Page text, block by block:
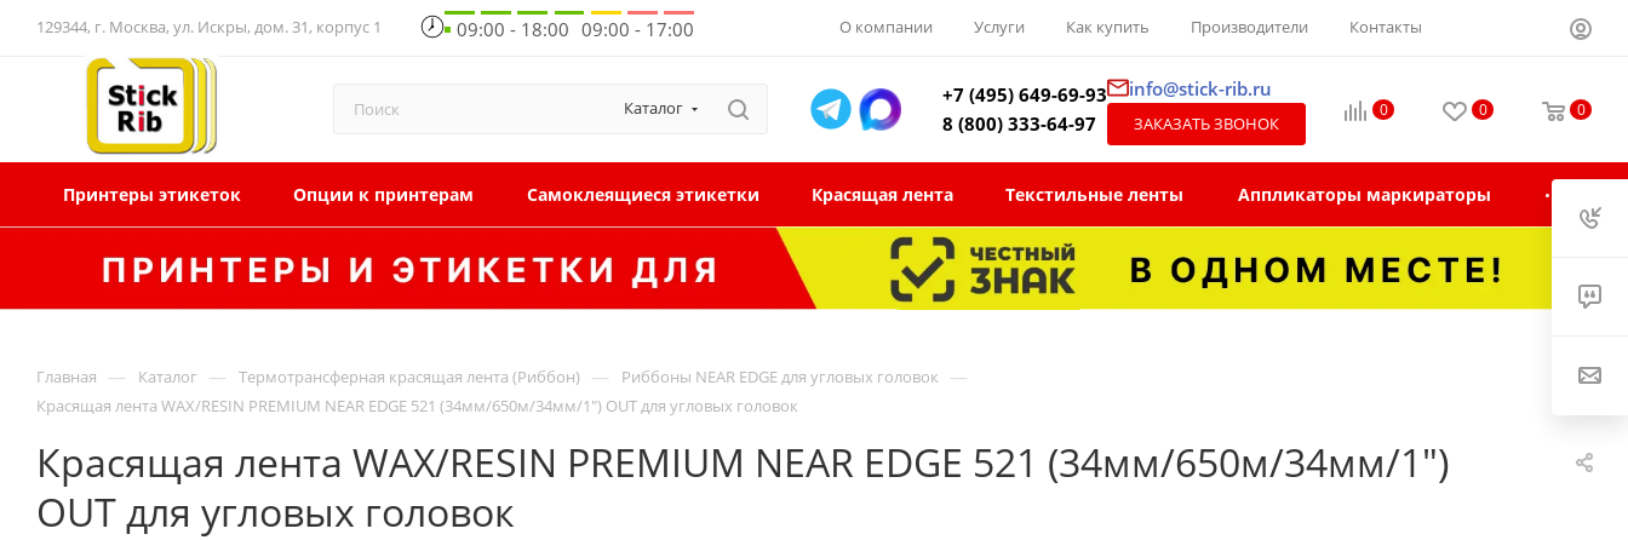
129344, г. Москва, ул. Искры, дом. 31, корпус 1 09:00 - 18:00 09:00 - 17:00 О компании Услуги Как купить Производители Контакты
Каталог
+7 (495) 649-69-93
8 (800) 333-64-97
info@stick-rib.ru
ЗАКАЗАТЬ ЗВОНОК
0 0 0
Принтеры этикеток Опции к принтерам Самоклеящиеся этикетки Красящая лента Текстильные ленты Аппликаторы маркираторы
Главная — Каталог — Термотрансферная красящая лента (Риббон) — Риббоны NEAR EDGE для угловых головок —
Красящая лента WAX/RESIN PREMIUM NEAR EDGE 521 (34мм/650м/34мм/1") OUT для угловых головок
Красящая лента WAX/RESIN PREMIUM NEAR EDGE 521 (34мм/650м/34мм/1")
OUT для угловых головок